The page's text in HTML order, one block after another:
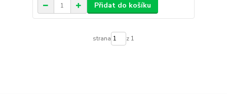
Přidat do košíku
strana z 1